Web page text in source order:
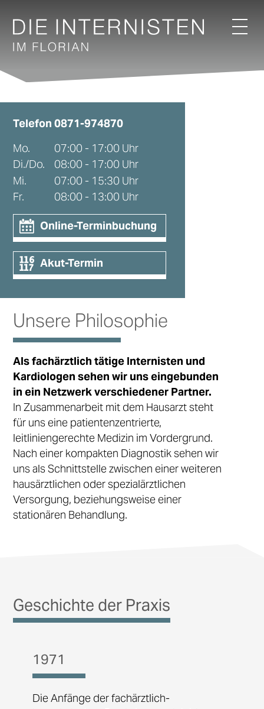
Telefon0871-974870
Mo.
07:00 - 17:00 Uhr
Di./Do.
08:00 - 17:00 Uhr
Mi.
07:00 - 15:30 Uhr
Fr.
08:00 - 13:00 Uhr
Online-Terminbuchung
Akut-Termin
Unsere Philosophie
Als fachärztlich tätige Internisten und
Kardiologen sehen wir uns eingebunden
in ein Netzwerk verschiedener Partner.
In Zusammenarbeit mit dem Hausarzt steht
für uns eine patientenzentrierte,
leitliniengerechte Medizin im Vordergrund.
Nach einer kompakten Diagnostik sehen wir
uns als Schnittstelle zwischen einer weiteren
hausärztlichen oder spezialärztlichen
Versorgung, beziehungsweise einer
stationären Behandlung.
Geschichte der Praxis
1971
Die Anfänge der fachärztlich-